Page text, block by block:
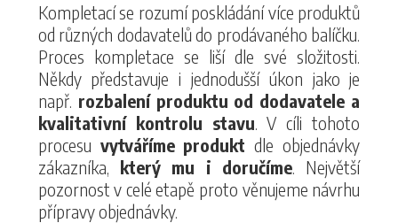
Kompletací se rozumí poskládání více produktů
od různých dodavatelů do prodávaného balíčku.
Proces kompletace se liší dle své složitosti.
Někdy představuje i jednodušší úkon jako je
např. rozbalení produktu od dodavatele a
kvalitativní kontrolu stavu. V cíli tohoto
procesu vytváříme produkt dle objednávky
zákazníka, který mu i doručíme. Největší
pozornost v celé etapě proto věnujeme návrhu
přípravy objednávky.